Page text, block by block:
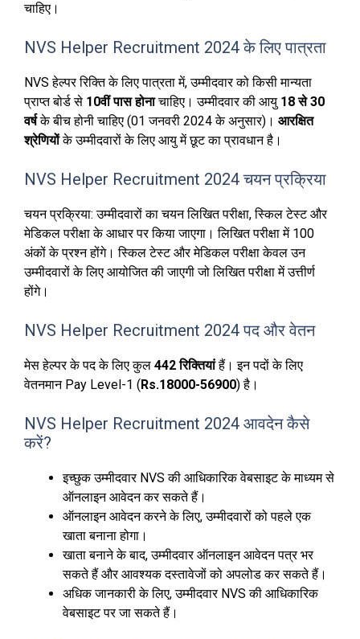
चाहिए।
NVS Helper Recruitment 2024 के लिए पात्रता
NVS हेल्पर रिक्ति के लिए पात्रता में, उम्मीदवार को किसी मान्यता
प्राप्त बोर्ड से 10वीं पास होनाचाहिए। उम्मीदवार की आयु 18 से 30
वर्षके बीच होनी चाहिए (01 जनवरी 2024 के अनुसार)। आरक्षित
श्रेणियोंके उम्मीदवारों के लिए आयु में छूट का प्रावधान है।
NVS Helper Recruitment 2024 चयन प्रक्रिया
चयन प्रक्रिया: उम्मीदवारों का चयन लिखित परीक्षा, स्किल टेस्ट और
मेडिकल परीक्षा के आधार पर किया जाएगा। लिखित परीक्षा में 100
अंकों के प्रश्न होंगे। स्किल टेस्ट और मेडिकल परीक्षा केवल उन
उम्मीदवारों के लिए आयोजित की जाएगी जो लिखित परीक्षा में उत्तीर्ण
होंगे।
NVS Helper Recruitment 2024 पद और वेतन
मेस हेल्पर के पद के लिए कुल 442 रिक्तियांहैं। इन पदों के लिए
वेतनमान Pay Level-1 ( Rs.18000-56900) है।
NVS Helper Recruitment 2024 आवदेन कैसे
करें?
इच्छुक उम्मीदवार NVS की आधिकारिक वेबसाइट के माध्यम से
ऑनलाइन आवेदन कर सकते हैं।
ऑनलाइन आवेदन करने के लिए, उम्मीदवारों को पहले एक
खाता बनाना होगा।
खाता बनाने के बाद, उम्मीदवार ऑनलाइन आवेदन पत्र भर
सकते हैं और आवश्यक दस्तावेजों को अपलोड कर सकते हैं।
अधिक जानकारी के लिए, उम्मीदवार NVS की आधिकारिक
वेबसाइट पर जा सकते हैं।